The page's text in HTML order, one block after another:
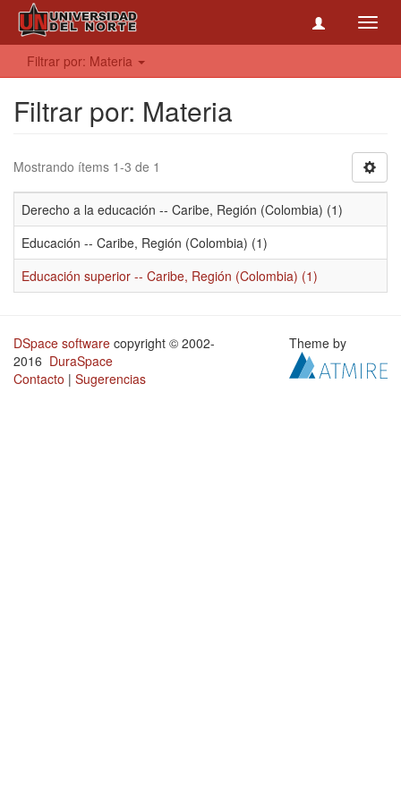
Filtrar por: Materia
Filtrar por: Materia
Mostrando ítems 1-3 de 1
Derecho a la educación -- Caribe, Región (Colombia) (1)
Educación -- Caribe, Región (Colombia) (1)
Educación superior -- Caribe, Región (Colombia) (1)
DSpace software copyright © 2002-
2016 DuraSpace
Contacto | Sugerencias
Theme by